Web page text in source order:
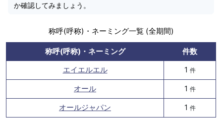
か確認してみましょう。
称呼(呼称)・ネーミング一覧 (全期間)
称呼(呼称)・ネーミング
件数
エイエルエル
1 件
オール 1 件
オールジャパン 1 件